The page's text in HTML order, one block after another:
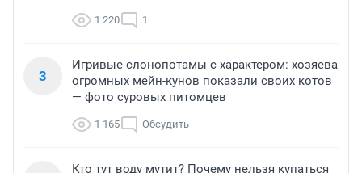
1 220 1
3
Игривые слонопотамы с характером: хозяева
огромных мейн-кунов показали своих котов
— фото суровых питомцев
1 165 Обсудить
Кто тут воду мутит? Почему нельзя купаться